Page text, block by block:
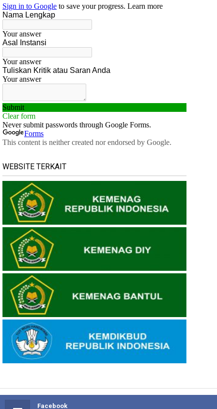
WEBSITE TERKAIT
Facebook